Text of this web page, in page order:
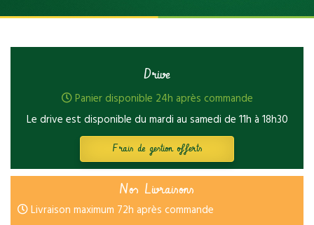
Drive
Panier disponible 24h après commande
Le drive est disponible du mardi au samedi de 11h à 18h30
Frais de gestion offerts
Nos Livraisons
Livraison maximum 72h après commande